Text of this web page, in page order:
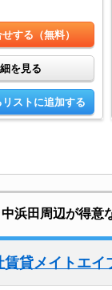
する（無料）
を見る
ストに追加する
浜田周辺が得意
賃貸メイトエイ